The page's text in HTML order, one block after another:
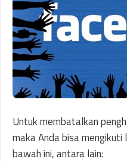
Untuk membatalkan
maka Anda bisa
bawah ini, antara lain: